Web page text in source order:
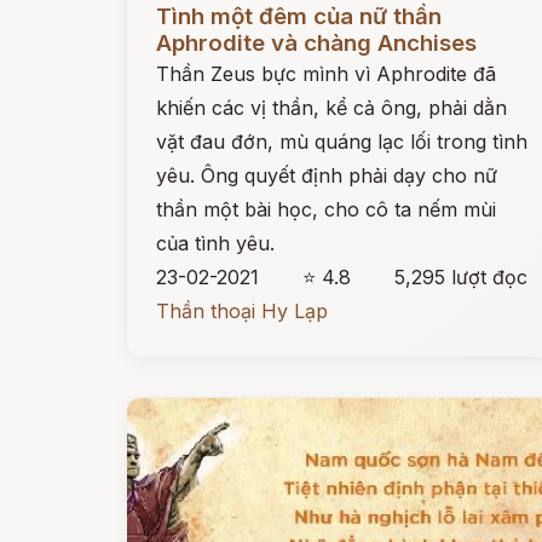
Tình một đêm của nữ thần
Aphrodite và chàng Anchises
Thần Zeus bực mình vì Aphrodite đã
khiến các vị thần, kể cả ông, phải dằn
vặt đau đớn, mù quáng lạc lối trong tình
yêu. Ông quyết định phải dạy cho nữ
thần một bài học, cho cô ta nếm mùi
của tình yêu.
23-02-2021
⭐ 4.8
5,295 lượt đọc
Thần thoại Hy Lạp